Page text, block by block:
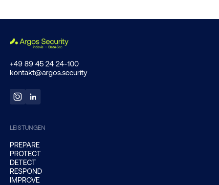
+49 89 45 24 24-100
kontakt@argos.security
LEISTUNGEN
PREPARE
PROTECT
DETECT
RESPOND
IMPROVE